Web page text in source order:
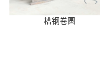
槽钢卷圆